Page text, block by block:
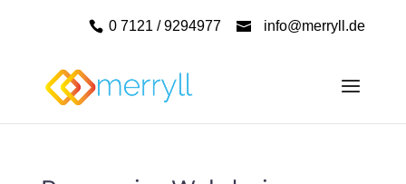
0 7121 / 9294977 info@merryll.de